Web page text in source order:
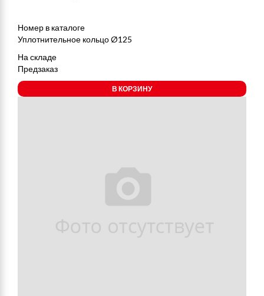
Номер в каталоге
Уплотнительное кольцо Ø125
На складе
Предзаказ
В КОРЗИНУ